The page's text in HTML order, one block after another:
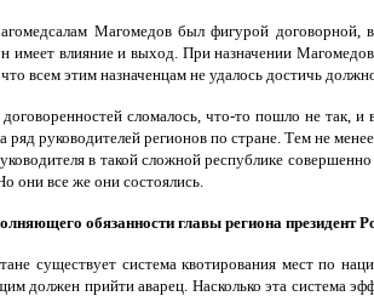
Магомедов был фигурой договорной,
имеет влияние и выход. При назначении
всем этим назначенцам не удалось достичь
сломалось, что-то пошло не так,
руководителей регионов по стране. Тем не
в такой сложной республике
они все же они состоялись.
обязанности главы региона президент
существует система квотирования мест по
должен прийти аварец. Насколько эта система